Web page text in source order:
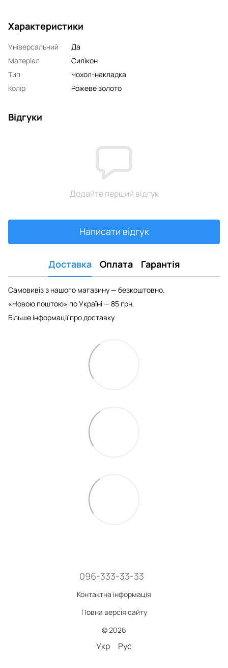
Характеристики
Універсальний
Да
Матеріал
Силікон
Тип
Чохол-накладка
Колір
Рожеве золото
Відгуки
Додайте перший відгук
Написати відгук
Доставка Оплата Гарантія
Самовивіз з нашого магазину — безкоштовно.
«Новою поштою» по Україні — 85 грн.
Більше інформації про доставку
096-333-33-33
Контактна інформація
Повна версія сайту
© 2026
Укр Рус